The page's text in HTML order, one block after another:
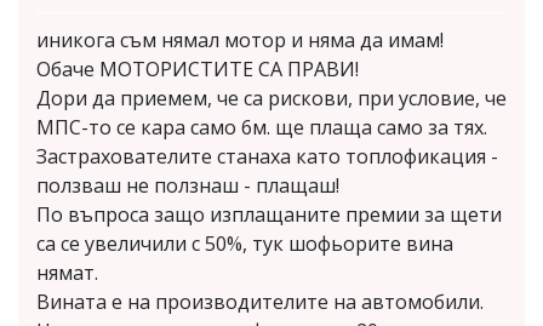
иникога съм нямал мотор и няма да имам!
Обаче МОТОРИСТИТЕ СА ПРАВИ!
Дори да приемем, че са рискови, при условие, че
МПС-то се кара само 6м. ще плаща само за тях.
Застрахователите станаха като топлофикация -
ползваш не ползнаш - плащаш!
По въпроса защо изплащаните премии за щети
са се увеличили с 50%, тук шофьорите вина
нямат.
Вината е на производителите на автомобили.